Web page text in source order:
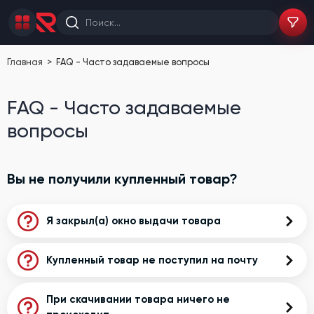
Главная FAQ - Часто задаваемые вопросы
FAQ - Часто задаваемые
вопросы
Вы не получили купленный товар?
Я закрыл(а) окно выдачи товара
В разделе "Мои покупки", Вы можете ввести вашу почту и
нажать "Найти", Вам на почту поступить ссылка с вашими
получить товар так и не удалось, напишите по контактам
Купленный товар не поступил на почту
В некоторых случаях ссылка попадает в папку "Спам" на
почте, будьте внимательны, проверяйте эту папку тоже.
При скачивании товара ничего не